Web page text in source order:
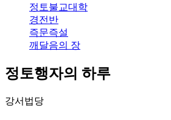
정토불교대학
경전반
즉문즉설
깨달음의 장
정토행자의 하루
강서법당